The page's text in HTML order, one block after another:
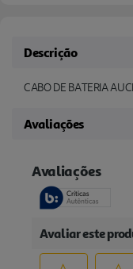
Descrição
CABO DE BATERIA
Avaliações